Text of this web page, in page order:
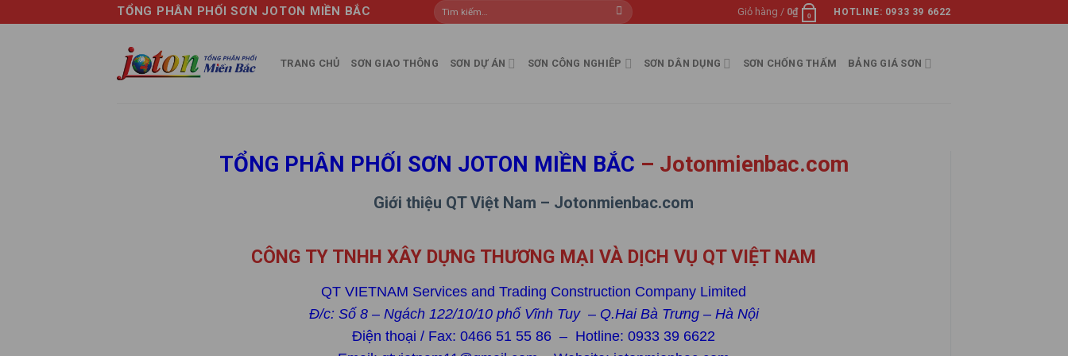
TỔNG PHÂN PHỐI SƠN JOTON MIỀN BẮC Giỏ hàng / 0₫ 0 HOTLINE: 0933 39 6622
TRANG CHỦ SƠN GIAO THÔNG SƠN DỰ ÁN SƠN CÔNG NGHIÊP SƠN DÂN DỤNG SƠN CHỐNG THẤM BẢNG GIÁ SƠN
TỔNG PHÂN PHỐI SƠN JOTON MIỀN BẮC – Jotonmienbac.com
Giới thiệu QT Việt Nam – Jotonmienbac.com
CÔNG TY TNHH XÂY DỰNG THƯƠNG MẠI VÀ DỊCH VỤ QT VIỆT NAM
QT VIETNAM Services and Trading Construction Company Limited
Đ/c: Số 8 – Ngách 122/10/10 phố Vĩnh Tuy – Q.Hai Bà Trưng – Hà Nội
Điện thoại / Fax: 0466 51 55 86 – Hotline: 0933 39 6622